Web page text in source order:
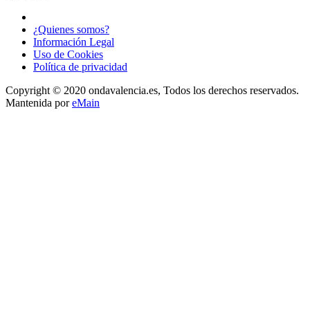
¿Quienes somos?
Información Legal
Uso de Cookies
Política de privacidad
Copyright © 2020 ondavalencia.es, Todos los derechos reservados.
Mantenida poreMain